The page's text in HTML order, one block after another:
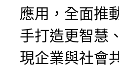
應用，全面推
手打造更智慧
現企業與社會